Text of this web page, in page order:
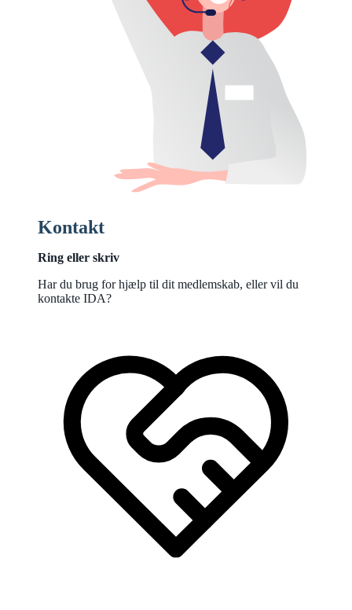
Kontakt
Ring eller skriv
Har du brug for hjælp til dit medlemskab, eller vil du
kontakte IDA?